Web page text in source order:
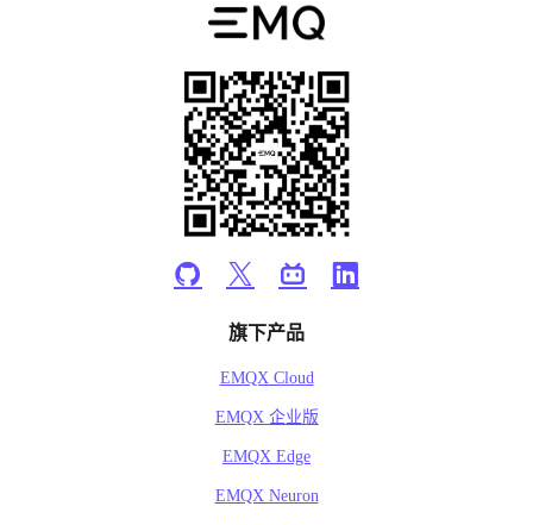
旗下产品
EMQX Cloud
EMQX 企业版
EMQX Edge
EMQX Neuron